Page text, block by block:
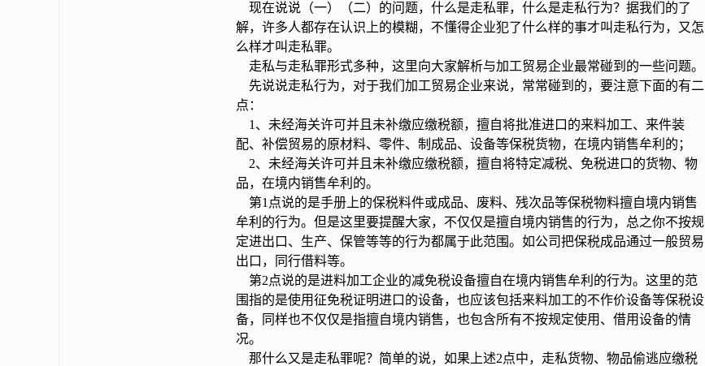
现在说说（一）（二）的问题，什么是走私罪，什么是走私行为？据我们的了
解，许多人都存在认识上的模糊，不懂得企业犯了什么样的事才叫走私行为，又怎
么样才叫走私罪。
走私与走私罪形式多种，这里向大家解析与加工贸易企业最常碰到的一些问题。
先说说走私行为，对于我们加工贸易企业来说，常常碰到的，要注意下面的有二
点：
1、未经海关许可并且未补缴应缴税额，擅自将批准进口的来料加工、来件装
配、补偿贸易的原材料、零件、制成品、设备等保税货物，在境内销售牟利的；
2、未经海关许可并且未补缴应缴税额，擅自将特定减税、免税进口的货物、物
品，在境内销售牟利的。
第1点说的是手册上的保税料件或成品、废料、残次品等保税物料擅自境内销售
牟利的行为。但是这里要提醒大家，不仅仅是擅自境内销售的行为，总之你不按规
定进出口、生产、保管等等的行为都属于此范围。如公司把保税成品通过一般贸易
出口，同行借料等。
第2点说的是进料加工企业的减免税设备擅自在境内销售牟利的行为。这里的范
围指的是使用征免税证明进口的设备，也应该包括来料加工的不作价设备等保税设
备，同样也不仅仅是指擅自境内销售，也包含所有不按规定使用、借用设备的情
况。
那什么又是走私罪呢？简单的说，如果上述2点中，走私货物、物品偷逃应缴税